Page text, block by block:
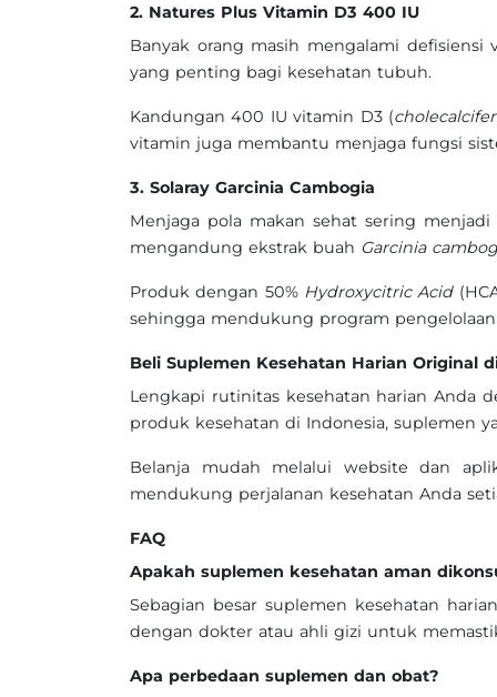
2. Natures Plus Vitamin D3 400 IU
Banyak orang masih mengalami defisiensi
yang penting bagi kesehatan tubuh.
Kandungan 400 IU vitamin D3 (
vitamin juga membantu menjaga fungsi
3. Solaray Garcinia Cambogia
Menjaga pola makan sehat sering
mengandung ekstrak buah Garcinia
Produk dengan 50% Hydroxycitric Acid
sehingga mendukung program
Beli Suplemen Kesehatan Harian Original
Lengkapi rutinitas kesehatan harian Anda
produk kesehatan di Indonesia, suplemen
Belanja mudah melalui website dan
mendukung perjalanan kesehatan Anda
FAQ
Apakah suplemen kesehatan aman
Sebagian besar suplemen kesehatan
dengan dokter atau ahli gizi untuk
Apa perbedaan suplemen dan obat?